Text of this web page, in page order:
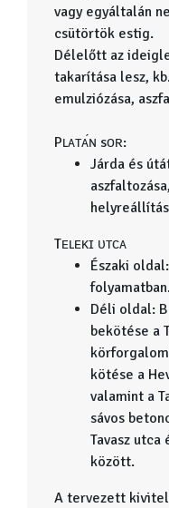
vagy egyáltalán
csütörtök estig.
Délelőtt az
takarítása lesz,
emulziózása,
Pʟᴀᴛᴀ́ɴ sᴏʀ:
Járda és
Tᴇʟᴇᴋɪ ᴜᴛᴄᴀ
Északi
Déli oldal:
bekötése a
kötése a
valamint a
sávos
Tavasz utca
között.
A tervezett